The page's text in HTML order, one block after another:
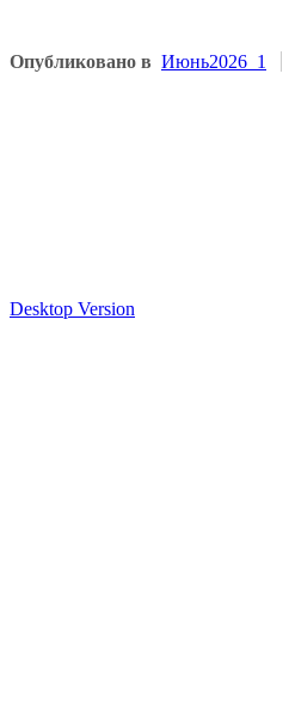
Опубликовано в Июнь2026_1
Desktop Version